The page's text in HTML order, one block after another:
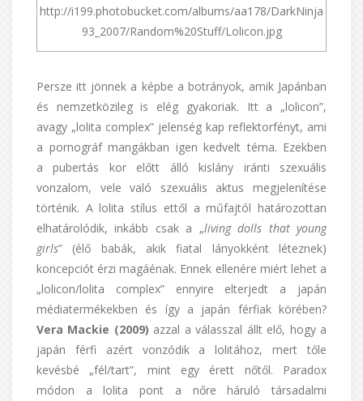
http://i199.photobucket.com/albums/aa178/DarkNinja
93_2007/Random%20Stuff/Lolicon.jpg
Persze itt jönnek a képbe a botrányok, amik Japánban
és nemzetközileg is elég gyakoriak. Itt a „lolicon”,
avagy „lolita complex” jelenség kap reflektorfényt, ami
a pornográf mangákban igen kedvelt téma. Ezekben
a pubertás kor előtt álló kislány iránti szexuális
vonzalom, vele való szexuális aktus megjelenítése
történik. A lolita stílus ettől a műfajtól határozottan
elhatárolódik, inkább csak a „living dolls that young
girls” (élő babák, akik fiatal lányokként léteznek)
koncepciót érzi magáénak. Ennek ellenére miért lehet a
„lolicon/lolita complex” ennyire elterjedt a japán
médiatermékekben és így a japán férfiak körében?
Vera Mackie (2009) azzal a válasszal állt elő, hogy a
japán férfi azért vonzódik a lolitához, mert tőle
kevésbé „fél/tart”, mint egy érett nőtől. Paradox
módon a lolita pont a nőre háruló társadalmi